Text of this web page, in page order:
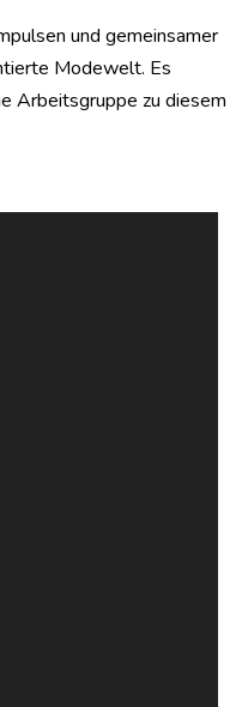
und gemeinsamer
Modewelt. Es
Arbeitsgruppe zu diesem